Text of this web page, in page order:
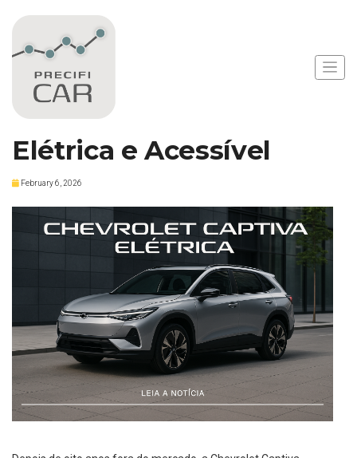
Chevrolet Captiva se
Reinventa como
Elétrica e Acessível
February 6, 2026